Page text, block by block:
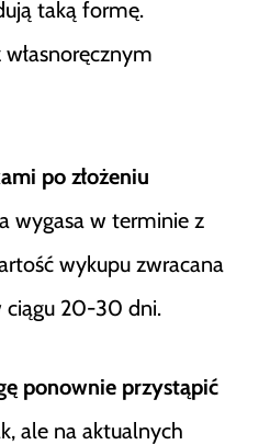
taką formę.
po złożeniu
wygasa w terminie z
wykupu zwracana
ciągu 20-30 dni.
ponownie przystąpić
ale na aktualnych